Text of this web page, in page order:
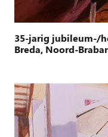
35-jarig jubileum-/
Breda, Noord-